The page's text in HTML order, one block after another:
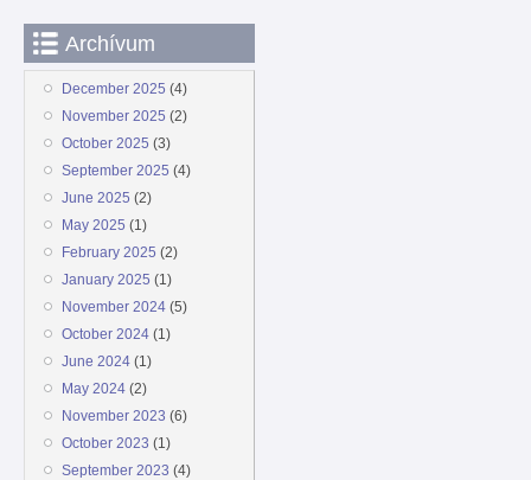
Archívum
December 2025 (4)
November 2025 (2)
October 2025 (3)
September 2025 (4)
June 2025 (2)
May 2025 (1)
February 2025 (2)
January 2025 (1)
November 2024(5)
October 2024(1)
June 2024(1)
May 2024(2)
November 2023 (6)
October 2023 (1)
September 2023 (4)